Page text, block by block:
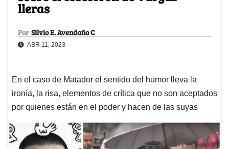
lleras
Por Silvio E. Avendaño C
ABR 11, 2023
En el caso de Matador el sentido del humor lleva la
ironía, la risa, elementos de crítica que no son aceptados
por quienes están en el poder y hacen de las suyas